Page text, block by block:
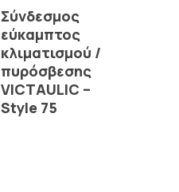
Σύνδεσμος
εύκαμπτος
κλιματισμού /
πυρόσβεσης
VICTAULIC –
Style 75